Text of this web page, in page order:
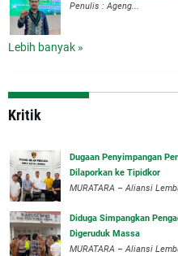
Penulis : Ageng...
Lebih banyak »
Kritik
‎Dugaan Penyimpangan
Dilaporkan ke Tipidkor
‎MURATARA – Aliansi
Diduga Simpangkan
Digeruduk Massa
‎MURATARA – Aliansi